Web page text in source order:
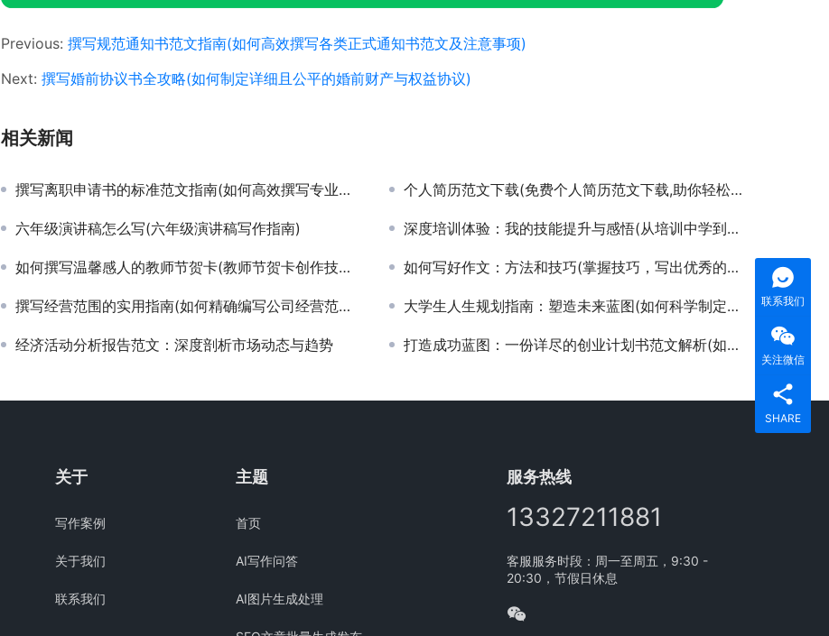
Previous: 撰写规范通知书范文指南(如何高效撰写各类正式通知书范文及注意事项)
Next: 撰写婚前协议书全攻略(如何制定详细且公平的婚前财产与权益协议)
相关新闻
撰写离职申请书的标准范文指南(如何高效撰写专业离职申请书模板) 个人简历范文下载(免费个人简历范文下载,助你轻松写简历)
六年级演讲稿怎么写(六年级演讲稿写作指南) 深度培训体验：我的技能提升与感悟(从培训中学到的职场进阶策略与个人成长路径)
如何撰写温馨感人的教师节贺卡(教师节贺卡创作技巧与情感表达指南) 如何写好作文：方法和技巧(掌握技巧，写出优秀的作文)
撰写经营范围的实用指南(如何精确编写公司经营范围以符合法规与市场定位) 大学生人生规划指南：塑造未来蓝图(如何科学制定并实施大学生个人职业与人生发展规划)
经济活动分析报告范文：深度剖析市场动态与趋势 打造成功蓝图：一份详尽的创业计划书范文解析(如何撰写具有吸引力的创业计划书范文指南)
关于
写作案例
关于我们
联系我们
主题
首页
AI写作问答
AI图片生成处理
服务热线
13327211881
客服服务时段：周一至周五，9:30 -
20:30，节假日休息
联系我们
关注微信
SHARE